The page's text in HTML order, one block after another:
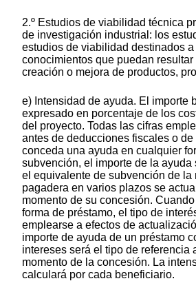
2.º Estudios de viabilidad técnica
de investigación industrial: los
estudios de viabilidad destinados
conocimientos que puedan
creación o mejora de productos,
e) Intensidad de ayuda. El importe
expresado en porcentaje de los
del proyecto. Todas las cifras
antes de deducciones fiscales o
conceda una ayuda en cualquier
subvención, el importe de la ayuda
el equivalente de subvención de la
pagadera en varios plazos se
momento de su concesión.
forma de préstamo, el tipo de
emplearse a efectos de
importe de ayuda de un préstamo
intereses será el tipo de referencia
momento de la concesión. La
calculará por cada beneficiario.